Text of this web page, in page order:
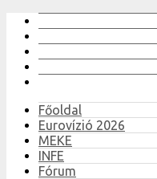
Főoldal
Eurovízió 2026
MEKE
INFE
Fórum